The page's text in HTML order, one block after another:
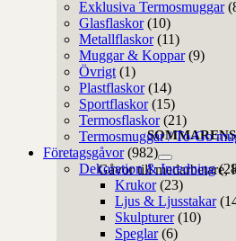
Gåvor till medarbetare,
Exklusiva Termosmuggar
Glasflaskor (10)
Metallflaskor (11)
Muggar & Koppar (9)
Övrigt (1)
Plastflaskor (14)
Sportflaskor (15)
Termosflaskor (21)
Termosmuggar / To-Go
Företagsgåvor (982)
Dekoration & Inredning
Krukor (23)
Ljus & Ljusstakar
Skulpturer (10)
Speglar (6)